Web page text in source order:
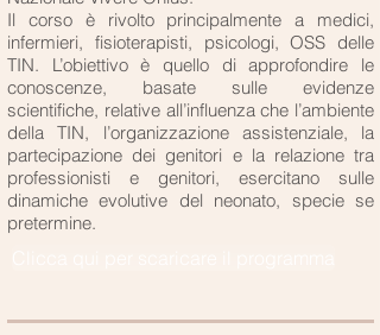
Il corso è rivolto principalmente a medici,
infermieri, fisioterapisti, psicologi, OSS delle
TIN. L’obiettivo è quello di approfondire le
conoscenze, basate sulle evidenze
scientifiche, relative all’influenza che l’ambiente
della TIN, l’organizzazione assistenziale, la
partecipazione dei genitori e la relazione tra
professionisti e genitori, esercitano sulle
dinamiche evolutive del neonato, specie se
pretermine.